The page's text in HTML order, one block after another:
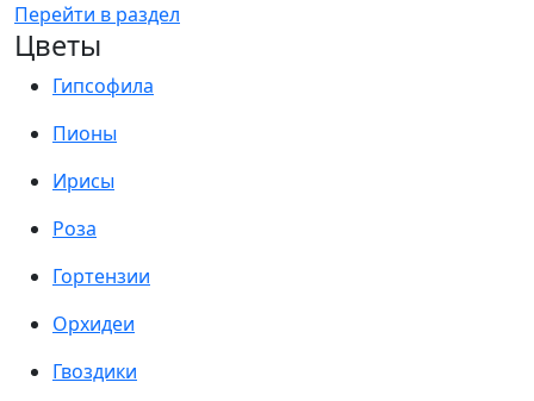
Перейти в раздел
Цветы
Гипсофила
Пионы
Ирисы
Роза
Гортензии
Орхидеи
Гвоздики